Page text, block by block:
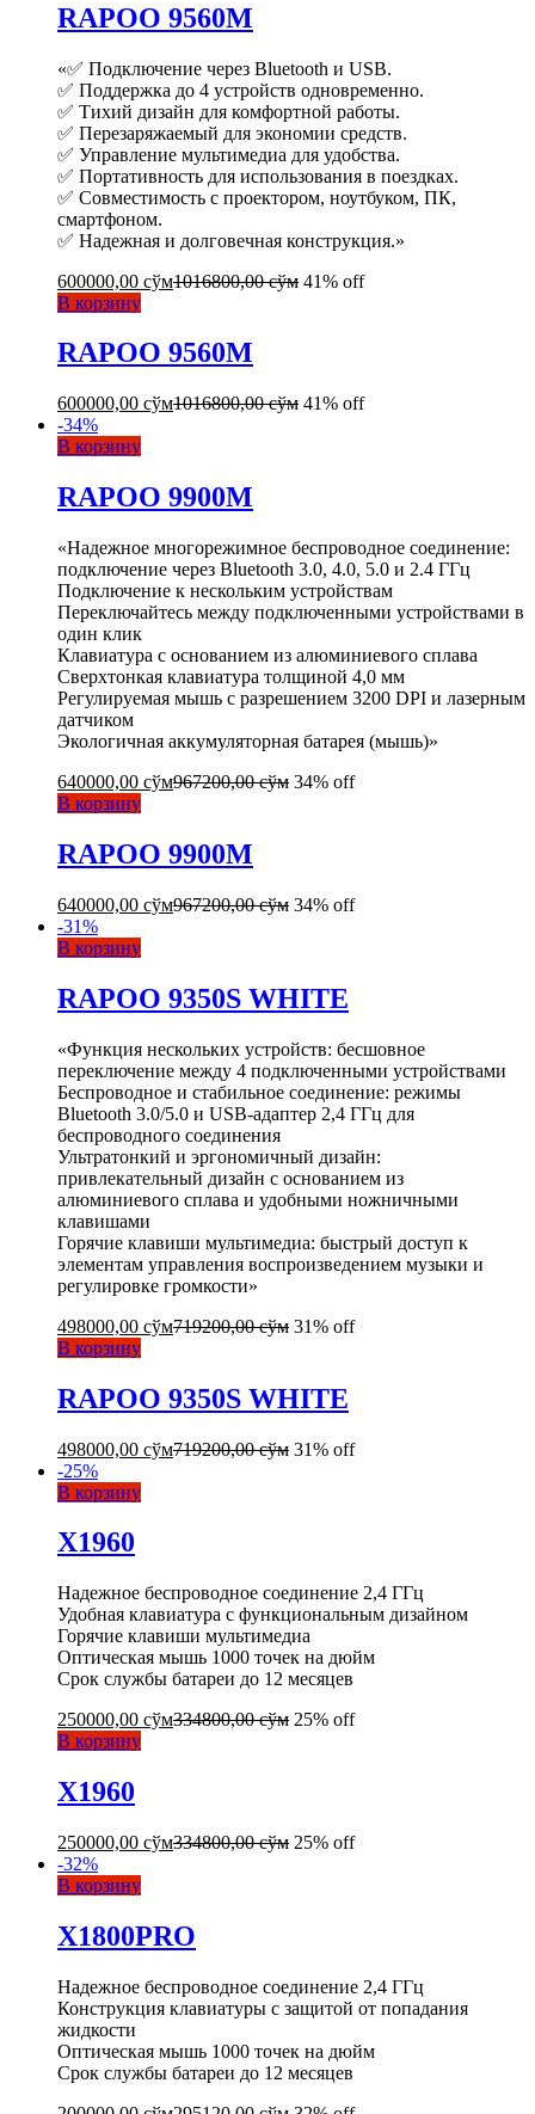
RAPOO 9560M
«✅ Подключение через Bluetooth и USB.
✅ Поддержка до 4 устройств одновременно.
✅ Тихий дизайн для комфортной работы.
✅ Перезаряжаемый для экономии средств.
✅ Управление мультимедиа для удобства.
✅ Портативность для использования в поездках.
✅ Совместимость с проектором, ноутбуком, ПК,
смартфоном.
✅ Надежная и долговечная конструкция.»
600000,00 сўм1016800,00сўм 41% off
В корзину
RAPOO 9560M
600000,00 сўм1016800,00сўм 41% off
-34%
В корзину
RAPOO 9900M
«Надежное многорежимное беспроводное соединение:
подключение через Bluetooth 3.0, 4.0, 5.0 и 2.4 ГГц
Подключение к нескольким устройствам
Переключайтесь между подключенными устройствами в
один клик
Клавиатура с основанием из алюминиевого сплава
Сверхтонкая клавиатура толщиной 4,0 мм
Регулируемая мышь с разрешением 3200 DPI и лазерным
датчиком
Экологичная аккумуляторная батарея (мышь)»
640000,00 сўм967200,00сўм 34% off
В корзину
RAPOO 9900M
640000,00 сўм967200,00сўм 34% off
-31%
В корзину
RAPOO 9350S WHITE
«Функция нескольких устройств: бесшовное
переключение между 4 подключенными устройствами
Беспроводное и стабильное соединение: режимы
Bluetooth 3.0/5.0 и USB-адаптер 2,4 ГГц для
беспроводного соединения
Ультратонкий и эргономичный дизайн:
привлекательный дизайн с основанием из
алюминиевого сплава и удобными ножничными
клавишами
Горячие клавиши мультимедиа: быстрый доступ к
элементам управления воспроизведением музыки и
регулировке громкости»
498000,00 сўм719200,00сўм 31% off
В корзину
RAPOO 9350S WHITE
498000,00 сўм719200,00сўм 31% off
-25%
В корзину
X1960
Надежное беспроводное соединение 2,4 ГГц
Удобная клавиатура с функциональным дизайном
Горячие клавиши мультимедиа
Оптическая мышь 1000 точек на дюйм
Срок службы батареи до 12 месяцев
250000,00 сўм334800,00сўм 25% off
В корзину
X1960
250000,00 сўм334800,00сўм 25% off
-32%
В корзину
X1800PRO
Надежное беспроводное соединение 2,4 ГГц
Конструкция клавиатуры с защитой от попадания
жидкости
Оптическая мышь 1000 точек на дюйм
Срок службы батареи до 12 месяцев